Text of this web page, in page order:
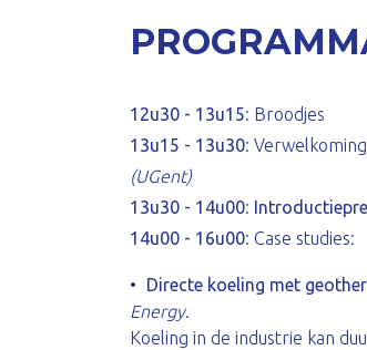
12u30 - 13u15: Broodjes
13u15 - 13u30:
(UGent)
13u30 - 14u00:
14u00 - 16u00: Case studies:
Directe koeling met
Energy.
Koeling in de industrie kan